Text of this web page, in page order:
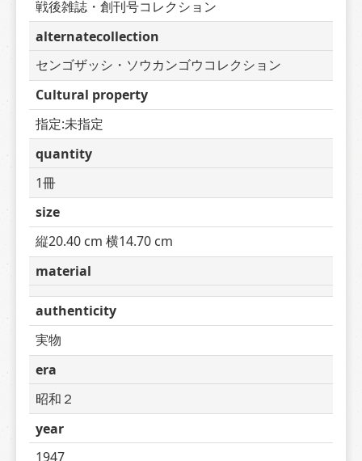
戦後雑誌・創刊号コレクション
alternatecollection
センゴザッシ・ソウカンゴウコレクション
Cultural property
指定:未指定
quantity
1冊
size
縦20.40 cm 横14.70 cm
material
authenticity
実物
era
昭和２
year
1947